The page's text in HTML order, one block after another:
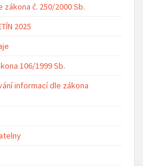
č. 250/2000 Sb.
2025
106/1999 Sb.
informací dle zákona